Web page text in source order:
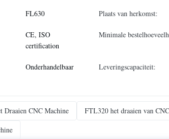
FL630 Plaats van herkomst:
CE, ISO
certification
Minimale
Onderhandelbaar Leveringscapaciteit:
Draaien CNC Machine
FTL320 het draaien van